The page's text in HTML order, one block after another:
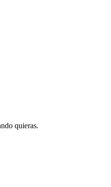
quieras.